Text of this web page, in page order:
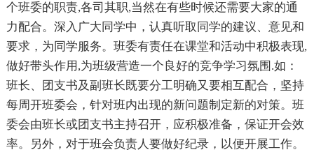
个班委的职责,各司其职,当然在有些时候还需要大家的通
力配合。深入广大同学中，认真听取同学的建议、意见和
要求，为同学服务。班委有责任在课堂和活动中积极表现,
做好带头作用,为班级营造一个良好的竞争学习氛围.如：
班长、团支书及副班长既要分工明确又要相互配合，坚持
每周开班委会，针对班内出现的新问题制定新的对策。班
委会由班长或团支书主持召开，应积极准备，保证开会效
率。另外，对于班会负责人要做好纪录，以便开展工作。